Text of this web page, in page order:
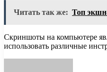
Читать так же: Топ
Скриншоты на компьютере
использовать различные